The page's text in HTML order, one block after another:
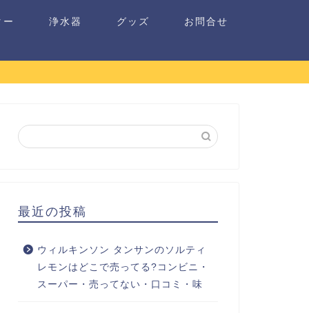
浄水器 グッズ お問合せ
最近の投稿
ウィルキンソン タンサンのソルティ
レモンはどこで売ってる?コンビニ・
スーパー・売ってない・口コミ・味